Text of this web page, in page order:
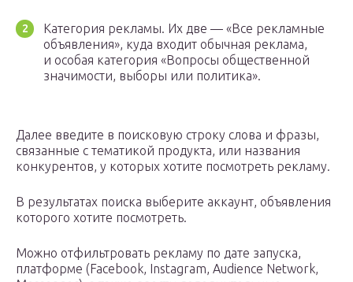
Категория рекламы. Их две — «Все рекламные
объявления», куда входит обычная реклама,
и особая категория «Вопросы общественной
значимости, выборы или политика».
Далее введите в поисковую строку слова и фразы,
связанные с тематикой продукта, или названия
конкурентов, у которых хотите посмотреть рекламу.
В результатах поиска выберите аккаунт, объявления
которого хотите посмотреть.
Можно отфильтровать рекламу по дате запуска,
платформе (Facebook, Instagram, Audience Network,